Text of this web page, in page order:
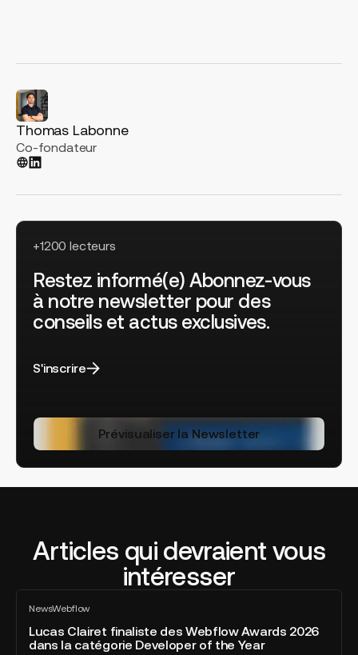
Thomas Labonne
Co-fondateur
+1200 lecteurs
Restez informé(e) Abonnez-vous
à notre newsletter pour des
conseils et actus exclusives.
S'inscrire
Prévisualiser la Newsletter
Articles qui devraient vous
intéresser
NewsWebflow
Tout
voir
Lucas Clairet finaliste des Webflow Awards 2026
dans la catégorie Developer of the Year
Lucas
Clairet
finaliste
des